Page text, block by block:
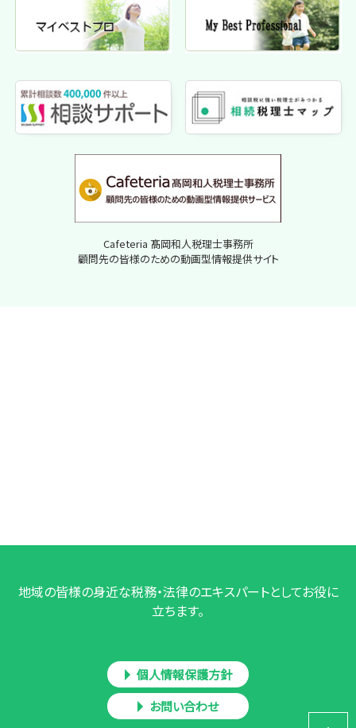
Cafeteria 髙岡和人税理士事務所
顧問先の皆様のための動画型情報提供サイト
地域の皆様の身近な税務・法律のエキスパートとしてお役に
立ちます。
個人情報保護方針
お問い合わせ